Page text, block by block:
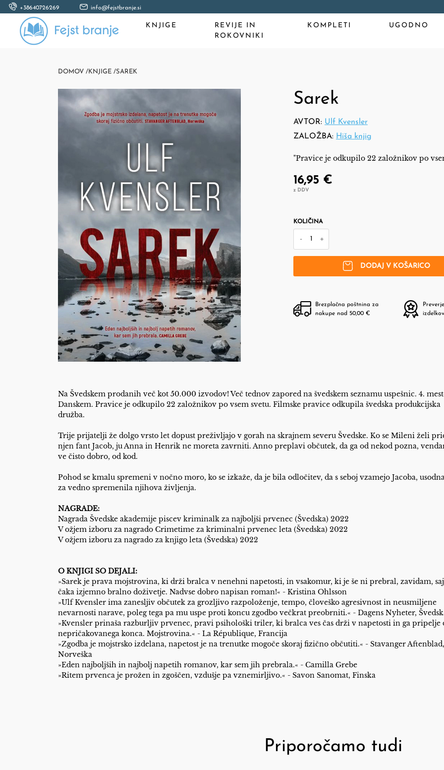
+38640726269 info@fejstbranje.si
KNJIGE
REVIJE IN
ROKOVNIKI
KOMPLETI UGODNO
DOMOV /KNJIGE /SAREK
Sarek
AVTOR: Ulf Kvensler
ZALOŽBA: Hiša knjig
"Pravice je odkupilo 22 založnikov po
16,95 €
z DDV
KOLIČINA
- +
DODAJ V KOŠARICO
Brezplačna poštnina za
nakupe nad 50,00 €
izdelkov
Na Švedskem prodanih več kot 50.000 izvodov! Več tednov zapored na švedskem seznamu uspešnic. 4.
Danskem. Pravice je odkupilo 22 založnikov po vsem svetu. Filmske pravice odkupila švedska produkcijska
družba.
Trije prijatelji že dolgo vrsto let dopust preživljajo v gorah na skrajnem severu Švedske. Ko se Mileni želi
njen fant Jacob, ju Anna in Henrik ne moreta zavrniti. Anno preplavi občutek, da ga od nekod pozna,
ve čisto dobro, od kod.
Pohod se kmalu spremeni v nočno moro, ko se izkaže, da je bila odločitev, da s seboj vzamejo Jacoba,
za vedno spremenila njihova življenja.
NAGRADE:
Nagrada Švedske akademije piscev kriminalk za najboljši prvenec (Švedska) 2022
V ožjem izboru za nagrado Crimetime za kriminalni prvenec leta (Švedska) 2022
V ožjem izboru za nagrado za knjigo leta (Švedska) 2022
O KNJIGI SO DEJALI:
»Sarek je prava mojstrovina, ki drži bralca v nenehni napetosti, in vsakomur, ki je še ni prebral, zavidam,
čaka izjemno bralno doživetje. Nadvse dobro napisan roman!« - Kristina Ohlsson
»Ulf Kvensler ima zanesljiv občutek za grozljivo razpoloženje, tempo, človeško agresivnost in neusmiljene
nevarnosti narave, poleg tega pa mu uspe proti koncu zgodbo večkrat preobrniti.« - Dagens Nyheter,
»Kvensler prinaša razburljiv prvenec, pravi psihološki triler, ki bralca ves čas drži v napetosti in ga pripelje
nepričakovanega konca. Mojstrovina.« - La République, Francija
»Zgodba je mojstrsko izdelana, napetost je na trenutke mogoče skoraj fizično občutiti.« - Stavanger Aftenblad,
Norveška
»Eden najboljših in najbolj napetih romanov, kar sem jih prebrala.« - Camilla Grebe
»Ritem prvenca je prožen in zgoščen, vzdušje pa vznemirljivo.« - Savon Sanomat, Finska
Priporočamo tudi